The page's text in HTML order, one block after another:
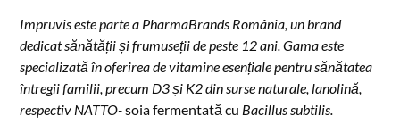
Impruvis este parte a PharmaBrands România, un brand
dedicat sănătății și frumuseții de peste 12 ani. Gama este
specializată în oferirea de vitamine esențiale pentru sănătatea
întregii familii, precum D3 și K2 din surse naturale, lanolină,
respectiv NATTO-soia fermentată cu Bacillus subtilis.